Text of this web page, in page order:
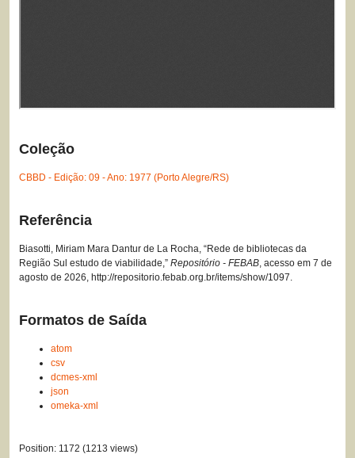
Coleção
CBBD - Edição: 09 - Ano: 1977 (Porto Alegre/RS)
Referência
Biasotti, Miriam Mara Dantur de La Rocha, “Rede de bibliotecas da
Região Sul estudo de viabilidade,” Repositório - FEBAB, acesso em 7 de
agosto de 2026, http://repositorio.febab.org.br/items/show/1097.
Formatos de Saída
atom
csv
dcmes-xml
json
omeka-xml
Position: 1172 (1213 views)